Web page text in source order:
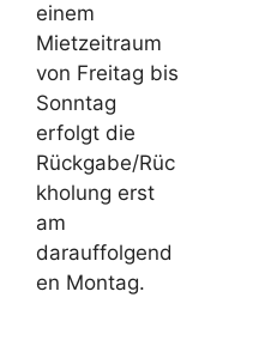
einem
Mietzeitraum
von Freitag bis
Sonntag
erfolgt die
Rückgabe/Rüc
kholung erst
am
darauffolgend
en Montag.